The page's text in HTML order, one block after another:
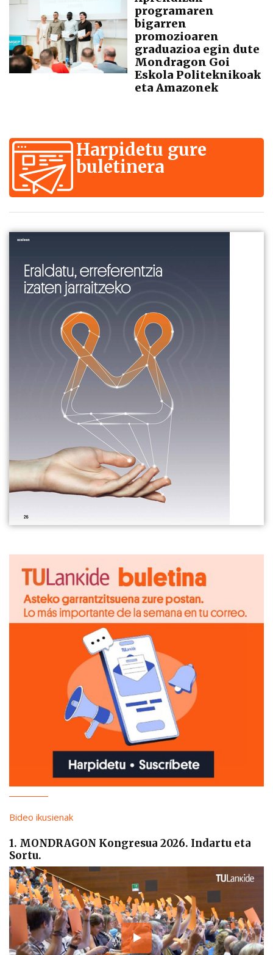
programaren
bigarren
promozioaren
graduazioa egin dute
Mondragon Goi
Eskola Politeknikoak
eta Amazonek
Harpidetu gure
buletinera
Bideo ikusienak
1. MONDRAGON Kongresua 2026. Indartu eta
Sortu.